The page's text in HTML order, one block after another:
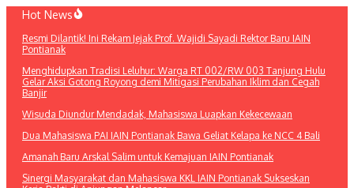
Lewati
konten
Hot News
Resmi Dilantik! Ini Rekam Jejak Prof. Wajidi Sayadi Rektor Baru IAIN
Pontianak
Menghidupkan Tradisi Leluhur: Warga RT 002/RW 003 Tanjung Hulu
Gelar Aksi Gotong Royong demi Mitigasi Perubahan Iklim dan Cegah
Banjir
Wisuda Diundur Mendadak, Mahasiswa Luapkan Kekecewaan
Dua Mahasiswa PAI IAIN Pontianak Bawa Geliat Kelapa ke NCC 4 Bali
Amanah Baru Arskal Salim untuk Kemajuan IAIN Pontianak
Sinergi Masyarakat dan Mahasiswa KKL IAIN Pontianak Sukseskan